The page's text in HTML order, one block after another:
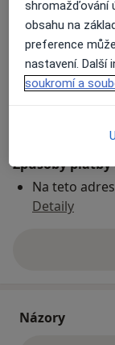
Dostupnost
Na této
Způsoby
Na teto
Detaily
Názory
shromažďování
obsahu na
preference
nastavení. Další
soukromí a